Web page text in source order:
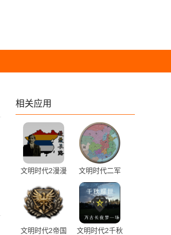
相关应用
文明时代2漫漫
机版
文明时代二军
阀混战 PoC3.0
最新版
文明时代2帝国
文明时代2千秋